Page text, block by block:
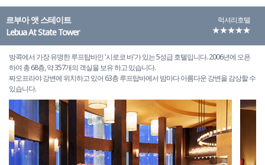
르부아 앳 스테이트
Lebua At State Tower
럭셔리호텔
★★★★★
방콕에서 가장 유명한 루프탑바인 '시로코 바'가 있는 5성급 호텔입니다. 2006년에 오픈
하여 총 68층, 약 357개의 객실을 보유 하고 있습니다.
짜오프라야 강변에 위치하고 있어 63층 루프탑바에서 밤마다 아름다운 강변을 감상할 수
있습니다.